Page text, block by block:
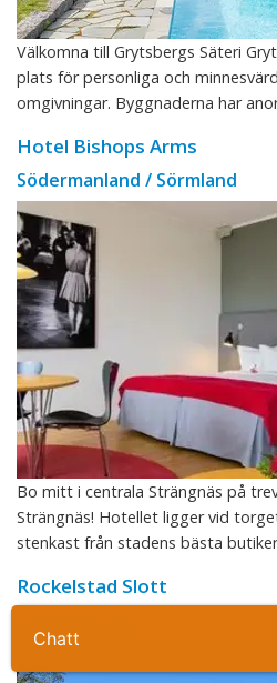
Ta kontakt
Välkomna till Grytsbergs Säteri
plats för personliga och
omgivningar. Byggnaderna har
Hotel Bishops Arms
Södermanland / Sörmland
Bo mitt i centrala Strängnäs på
Strängnäs! Hotellet ligger vid
stenkast från stadens bästa
Rockelstad Slott